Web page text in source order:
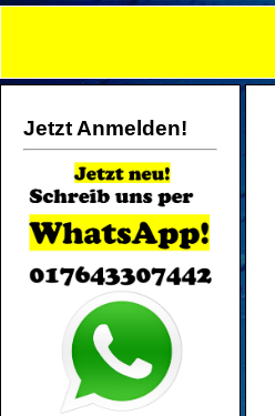
Jetzt Anmelden!